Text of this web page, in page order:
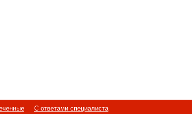
С ответами специалиста